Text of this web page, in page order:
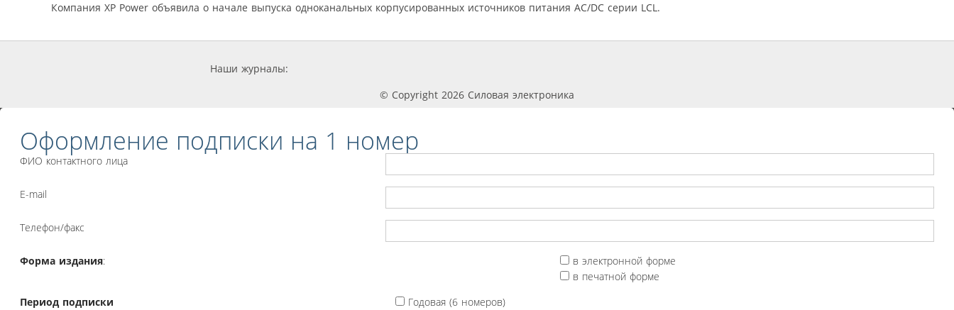
Компания XP Power объявила о начале выпуска одноканальных корпусированных источников питания AC/DC серии LCL.
Наши журналы:
© Copyright 2026 Силовая электроника
Оформление подписки на 1 номер
ФИО контактного лица
E-mail
Телефон/факс
Форма издания:
в электронной форме
в печатной форме
Период подписки
Годовая (6 номеров)